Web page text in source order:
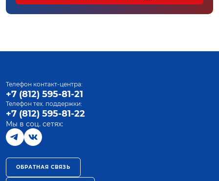
Телефон контакт-центра:
+7 (812) 595-81-21
Телефон тех. поддержки:
+7 (812) 595-81-22
Мы в соц. сетях:
ОБРАТНАЯ СВЯЗЬ